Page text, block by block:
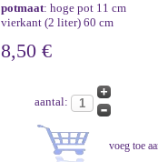
potmaat: hoge pot 11 cm
vierkant (2 liter) 60 cm
8,50 €
aantal: